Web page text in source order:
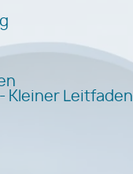
Kleiner Leitfaden